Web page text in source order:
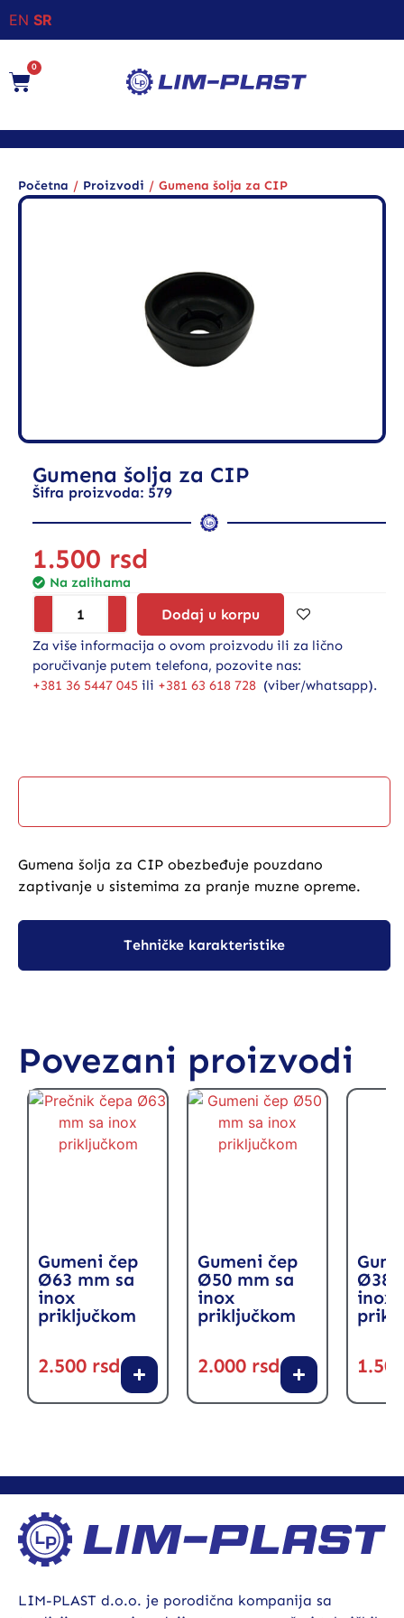
EN SR
0
Početna / Proizvodi / Gumena šolja za CIP
Gumena šolja za CIP
Šifra proizvoda: 579
Za više informacija o ovom proizvodu ili za lično
poručivanje putem telefona, pozovite nas:
+381 36 5447 045 ili +381 63 618 728 (viber/whatsapp).
1.500 rsd
Na zalihama
Dodaj u korpu
Tehničke karakteristike
Gumena šolja za CIP obezbeđuje pouzdano
zaptivanje u sistemima za pranje muzne opreme.
Povezani proizvodi
Gumeni čep
Ø63 mm sa
inox
priključkom
2.500 rsd
Gumeni čep
Ø50 mm sa
inox
priključkom
2.000 rsd
Ø38
inox
LIM-PLAST d.o.o. je porodična kompanija sa